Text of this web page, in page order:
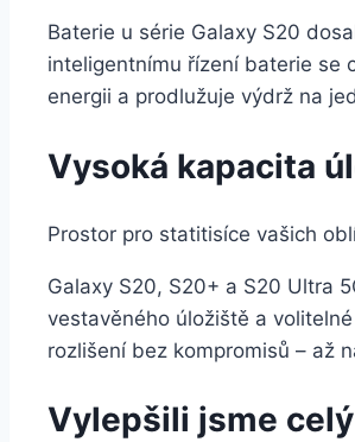
Baterie u série Galaxy S20
inteligentnímu řízení baterie se
energii a prodlužuje výdrž na
Vysoká kapacita
Prostor pro statitisíce vašich
Galaxy S20, S20+ a S20 Ultra
vestavěného úložiště a
rozlišení bez kompromisů – až
Vylepšili jsme